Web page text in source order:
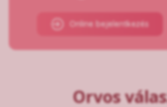
Orvos
Online bejelentkezés